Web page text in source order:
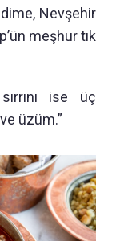
Nevşehir
meşhur tık
ise üç
üzüm.”